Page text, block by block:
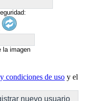
la imagen
condiciones de uso y el
nuevo usuario